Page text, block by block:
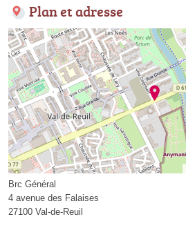
Plan et adresse
Brc Général
4 avenue des Falaises
27100 Val-de-Reuil